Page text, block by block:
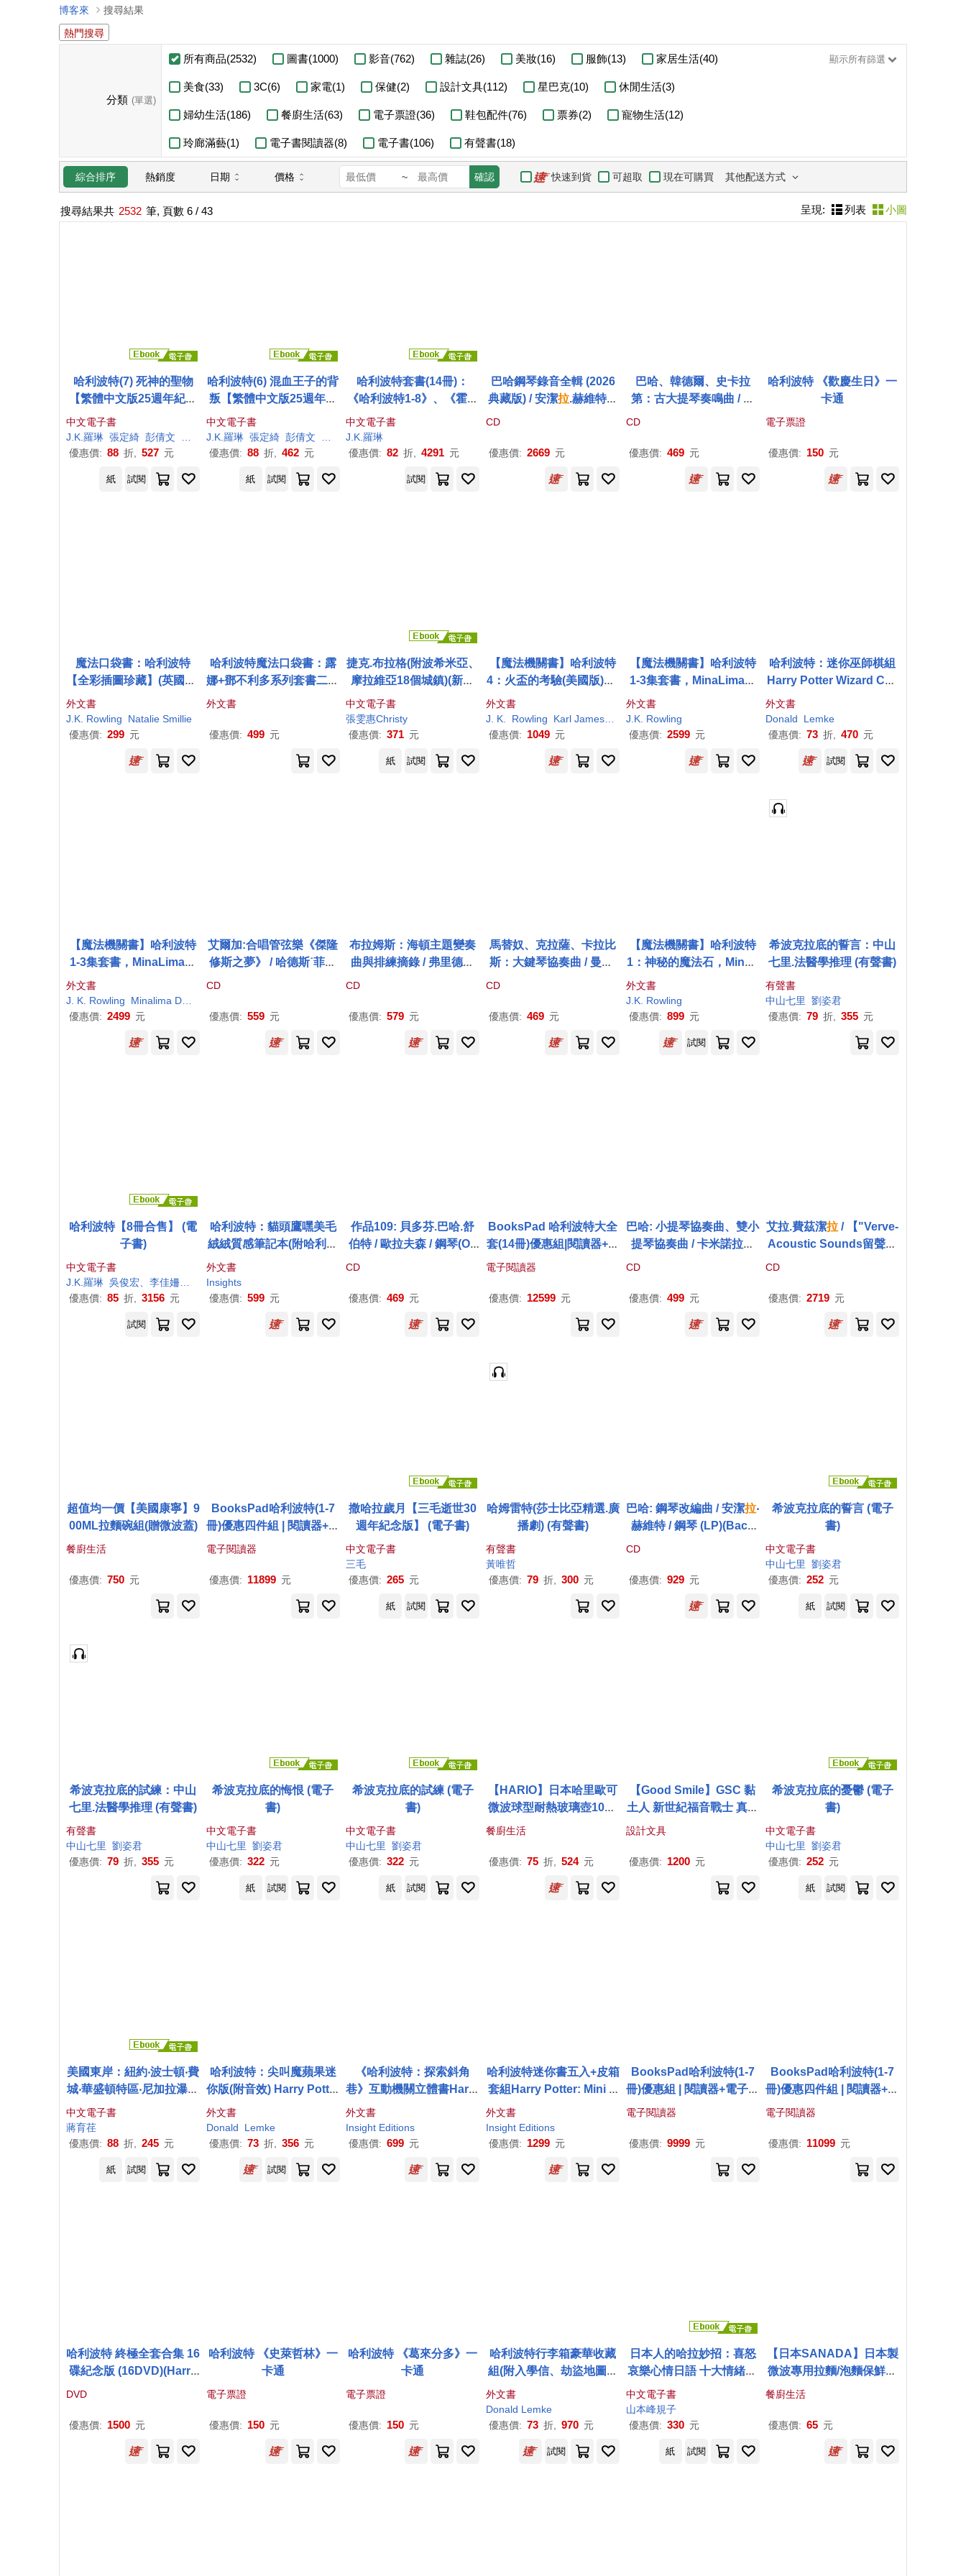
博客來
搜尋結果
熱門搜尋
分類 (單選)
所有商品(2532) 圖書(1000) 影音(762) 雜誌(26) 美妝(16) 服飾(13) 家居生活(40)
美食(33) 3C(6) 家電(1) 保健(2) 設計文具(112) 星巴克(10) 休閒生活(3)
婦幼生活(186) 餐廚生活(63) 電子票證(36) 鞋包配件(76) 票券(2) 寵物生活(12)
玲廊滿藝(1) 電子書閱讀器(8) 電子書(106) 有聲書(18)
顯示所有篩選
綜合排序 熱銷度 日期 價格 ~ 確認 快速到貨 可超取 現在可購買 其他配送方式
搜尋結果共 2532 筆, 頁數 6 / 43 呈現: 列表 小圖
哈利波特(7) 死神的聖物
【繁體中文版25週年紀念
首發】 (電子書)
中文電子書
J.K.羅琳 張定綺 彭倩文 林靜華 趙丕慧
優惠價: 88 折, 527 元
哈利波特(6) 混血王子的背
叛【繁體中文版25週年紀
念首發】 (電子書)
中文電子書
J.K.羅琳 張定綺 彭倩文 林靜華
趙丕慧
優惠價: 88 折, 462 元
哈利波特套書(14冊)：
《哈利波特1-8》、《霍格
華茲圖書館3書》、《怪獸
與牠們的產地3書》 (電子
書)
中文電子書
J.K.羅琳
優惠價: 82 折, 4291 元
巴哈鋼琴錄音全輯 (2026
典藏版) / 安潔拉.赫維特，
鋼琴 (27CD)(The Bach R
tt (27CD))
CD
優惠價: 2669 元
巴哈、韓德爾、史卡拉
第：古大提琴奏鳴曲 / 史
蒂芬.伊瑟利斯/大提琴(Ba
(D): Gamba Sonatas / St
garr)
CD
優惠價: 469 元
哈利波特 《歡慶生日》一
卡通
電子票證
優惠價: 150 元
紙 試閱 紙 試閱 試閱
魔法口袋書：哈利波特
【全彩插圖珍藏】(英國版)
Pocket Potters: Harry P
otter (Little Guides to the
Harry Potter Books #1)
外文書
J.K. Rowling
Natalie Smillie
優惠價: 299 元
哈利波特魔法口袋書：露
娜+鄧不利多系列套書二冊
【全彩插圖珍藏】(英國版)
外文書
優惠價: 499 元
捷克.布拉格(附波希米亞、
摩拉維亞18個城鎮)(新第
五版) (電子書)
中文電子書
張雯惠Christy
優惠價: 371 元
【魔法機關書】哈利波特
4：火盃的考驗(美國版)Ha
rry Potter and the Goblet
of Fire (Harry Potter, Bo
ok 4)
外文書
J. K.
Rowling Karl James
Mountford
優惠價: 1049 元
【魔法機關書】哈利波特
1-3集套書，MinaLima團
隊親自設計(英國版)Harry
Potter 1-3 Box Set: Mina
Lima Edition
外文書
J.K. Rowling
優惠價: 2599 元
哈利波特：迷你巫師棋組
Harry Potter Wizard Che
外文書
Donald
Lemke
優惠價: 73 折, 470 元
紙 試閱 試閱
【魔法機關書】哈利波特
1-3集套書，MinaLima團
隊親自設計(美國版)Harry
Potter 1-3 Box Set: Mina
Lima Edition
外文書
J. K. Rowling
Minalima Design
優惠價: 2499 元
艾爾加:合唱管弦樂《傑隆
修斯之夢》 / 哈德斯˙菲爾
德合唱團 ☆馬丁˙布拉賓
團(Elgar : The Dream Of
Choral Society, Orchestr
CD
優惠價: 559 元
布拉姆斯：海頓主題變奏
曲與排練摘錄 / 弗里德里
希·施洛佛(旁白),伯恩哈德·
隆斯泰特(旁白),巴伐利亞
ariationen über ein The
CD
優惠價: 579 元
馬替奴、克拉薩、卡拉比
斯：大鍵琴協奏曲 / 曼漢.
伊斯法哈尼/大鍵琴(Martin
sichord Concertos / Mah
CD
優惠價: 469 元
【魔法機關書】哈利波特
1：神秘的魔法石，MinaL
ima團隊親自設計(英國版)
Harry Potter and the Phil
osopher’s Stone: MinaLi
外文書
J.K. Rowling
優惠價: 899 元
希波克拉底的誓言：中山
七里.法醫學推理 (有聲書)
有聲書
中山七里
劉姿君
優惠價: 79 折, 355 元
試閱
哈利波特【8冊合售】 (電
子書)
中文電子書
J.K.羅琳 吳俊宏、李佳姍、林靜華、莊靜君、張定綺、彭倩文、趙丕慧、羅源祥
優惠價: 85 折, 3156 元
哈利波特：貓頭鷹嘿美毛
絨絨質感筆記本(附哈利魔
杖筆)Harry Potter: Hedwi
g Plush Journal
外文書
Insights
優惠價: 599 元
作品109: 貝多芬.巴哈.舒
伯特 / 歐拉夫森 / 鋼琴(Op
us 109: Piano Concerto
CD
優惠價: 469 元
BooksPad 哈利波特大全
套(14冊)優惠組|閱讀器+電
子套書+保護殼+黑筆
電子閱讀器
優惠價: 12599 元
巴哈: 小提琴協奏曲、雙小
提琴協奏曲 / 卡米諾拉，
小提琴 / 平崎真弓，小提
olin Concertos / Giulian
Köln)
CD
優惠價: 499 元
艾拉.費茲潔拉 / 【"Verve-
Acoustic Sounds留聲美
學經典昇華系列"】2LP/傳
雙黑膠典藏【Acoustic S
at爵士-5星最高評價…(Ell
CD
優惠價: 2719 元
試閱
超值均一價【美國康寧】9
00ML拉麵碗組(贈微波蓋)
餐廚生活
優惠價: 750 元
BooksPad哈利波特(1-7
冊)優惠四件組 | 閱讀器+電
子書大全套+保護殼+白筆
電子閱讀器
優惠價: 11899 元
撒哈拉歲月【三毛逝世30
週年紀念版】 (電子書)
中文電子書
三毛
優惠價: 265 元
哈姆雷特(莎士比亞精選.廣
播劇) (有聲書)
有聲書
黃唯哲
優惠價: 79 折, 300 元
巴哈: 鋼琴改編曲 / 安潔拉‧
赫維特 / 鋼琴 (LP)(Bach
Arrangements / Angela
CD
優惠價: 929 元
希波克拉底的誓言 (電子
書)
中文電子書
中山七里
劉姿君
優惠價: 252 元
紙 試閱 紙 試閱
希波克拉底的試練：中山
七里.法醫學推理 (有聲書)
有聲書
中山七里
劉姿君
優惠價: 79 折, 355 元
希波克拉底的悔恨 (電子
書)
中文電子書
中山七里
劉姿君
優惠價: 322 元
希波克拉底的試練 (電子
書)
中文電子書
中山七里
劉姿君
優惠價: 322 元
【HARIO】日本哈里歐可
微波球型耐熱玻璃壺1000
餐廚生活
優惠價: 75 折, 524 元
【Good Smile】GSC 黏
土人 新世紀福音戰士 真希
波‧真理‧伊拉絲多莉亞斯
設計文具
優惠價: 1200 元
希波克拉底的憂鬱 (電子
書)
中文電子書
中山七里
劉姿君
優惠價: 252 元
紙 試閱 紙 試閱 紙 試閱
美國東岸：紐約‧波士頓‧費
城‧華盛頓特區‧尼加拉瀑布
(電子書)
中文電子書
蔣育荏
優惠價: 88 折, 245 元
哈利波特：尖叫魔蘋果迷
你版(附音效) Harry Potter
Screaming Mandrake: W
ith Sound!
外文書
Donald
Lemke
優惠價: 73 折, 356 元
《哈利波特：探索斜角
巷》互動機關立體書Harry
Potter: Diagon Alley
外文書
Insight Editions
優惠價: 699 元
哈利波特迷你書五入+皮箱
套組Harry Potter: Mini B
外文書
Insight Editions
優惠價: 1299 元
BooksPad哈利波特(1-7
冊)優惠組 | 閱讀器+電子書
電子閱讀器
優惠價: 9999 元
BooksPad哈利波特(1-7
冊)優惠四件組 | 閱讀器+電
子書大全套+保護殼+黑筆
電子閱讀器
優惠價: 11099 元
紙 試閱 試閱
哈利波特 終極全套合集 16
碟紀念版 (16DVD)(Harry
Potter Standard Dvd Bo
DVD
優惠價: 1500 元
哈利波特 《史萊哲林》一
卡通
電子票證
優惠價: 150 元
哈利波特 《葛來分多》一
卡通
電子票證
優惠價: 150 元
哈利波特行李箱豪華收藏
組(附入學信、劫盜地圖、
魔杖筆、巧克力蛙別針等)
Harry Potter: Hogwarts
Trunk Collectible Set
外文書
Donald Lemke
優惠價: 73 折, 970 元
日本人的哈拉妙招：喜怒
哀樂心情日語 十大情緒x3
86個情境x800句生活會話
(附QR Code線上音檔) (電
子書)
中文電子書
山本峰規子
優惠價: 330 元
【日本SANADA】日本製
微波專用拉麵/泡麵保鮮盒
餐廚生活
優惠價: 65 元
試閱 紙 試閱